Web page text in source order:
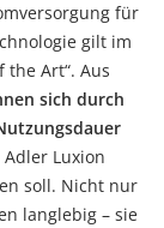
für
gilt im
Art“. Aus
sich durch
Luxion
soll. Nicht nur
langlebig – sie